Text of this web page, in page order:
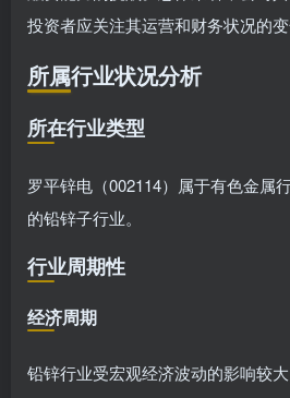
投资者应关注其运营和财务状况的变
所属行业状况分析
所在行业类型
罗平锌电（002114）属于有色金属
的铅锌子行业。
行业周期性
经济周期
铅锌行业受宏观经济波动的影响较